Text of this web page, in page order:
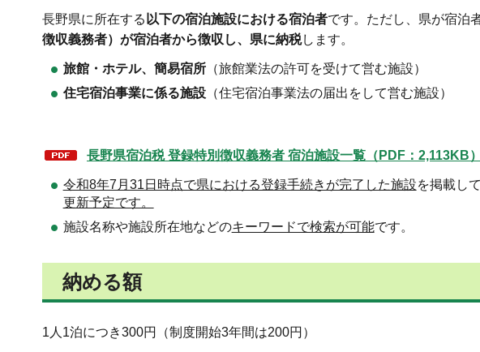
長野県に所在する 以下の宿泊施設における宿泊者です。ただし、県が宿泊
徴収義務者）が宿泊者から徴収し、県に納税します。
旅館・ホテル、簡易宿所（旅館業法の許可を受けて営む施設）
住宅宿泊事業に係る施設（住宅宿泊事業法の届出をして営む施設）
長野県宿泊税 登録特別徴収義務者 宿泊施設一覧（PDF：2,113KB）
令和8年7月31日時点で県における登録手続きが完了した施設を掲載し
更新予定です。
施設名称や施設所在地などのキーワードで検索が可能です。
納める額
1人1泊につき300円（制度開始3年間は200円）